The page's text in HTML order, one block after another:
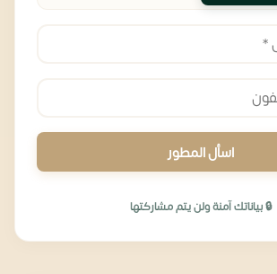
اسأل المطور
🔒 بياناتك آمنة ولن يتم مشاركتها